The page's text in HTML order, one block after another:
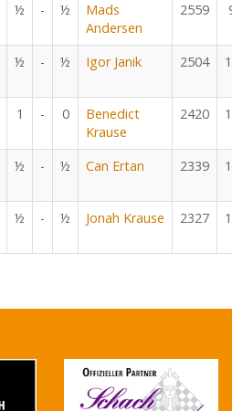
½ - ½
Mads
Andersen
2559
½ - ½ Igor Janik 2504
1 - 0
Benedict
Krause
2420
½ - ½ Can Ertan 2339
½ - ½ Jonah Krause 2327